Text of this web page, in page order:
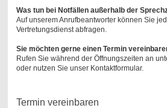
Was tun bei Notfällen außerhalb der
Auf unserem Anrufbeantworter können Sie
Vertretungsdienst abfragen.
Sie möchten gerne einen Termin
Rufen Sie während der Öffnungszeiten an
oder nutzen Sie unser Kontaktformular.
Termin vereinbaren